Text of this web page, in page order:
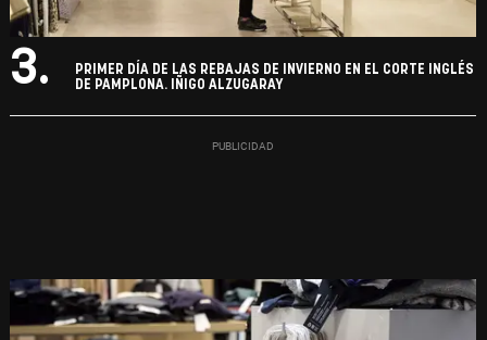
3.
PRIMER DÍA DE LAS REBAJAS DE INVIERNO EN EL CORTE INGLÉS
DE PAMPLONA. IÑIGO ALZUGARAY